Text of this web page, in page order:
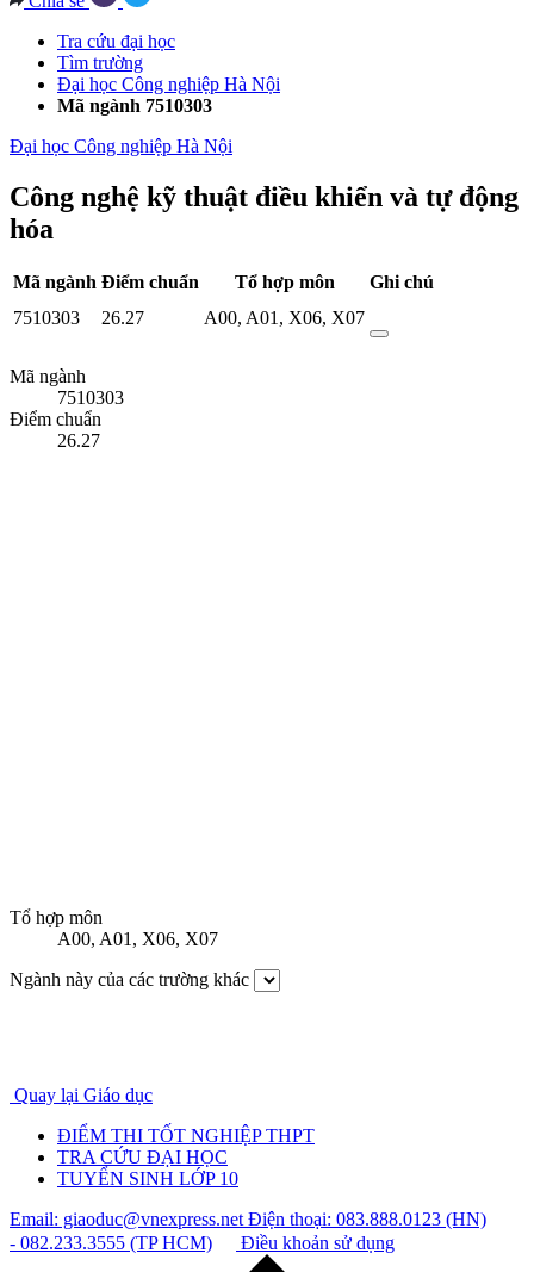
Tra cứu đại học
Tìm trường
Đại học Công nghiệp Hà Nội
Mã ngành 7510303
Đại học Công nghiệp Hà Nội
Công nghệ kỹ thuật điều khiển và tự động
hóa
Mã ngành Điểm chuẩn Tổ hợp môn
Ghi chú
7510303
26.27 A00, A01, X06, X07
Mã ngành
7510303
Điểm chuẩn
26.27
Tổ hợp môn
A00, A01, X06, X07
Ngành này của các trường khác
Quay lại Giáo dục
ĐIỂM THI TỐT NGHIỆP THPT
TRA CỨU ĐẠI HỌC
TUYỂN SINH LỚP 10
Email: giaoduc@vnexpress.netĐiện thoại: 083.888.0123 (HN)
- 082.233.3555 (TP HCM)
Điều khoản sử dụng